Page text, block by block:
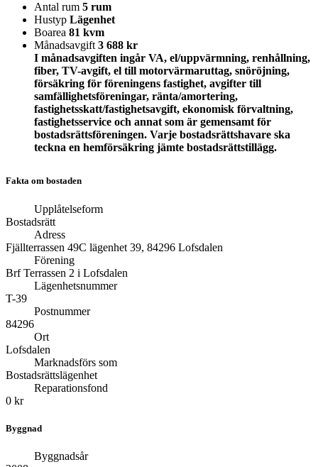
Antal rum 5 rum
Hustyp Lägenhet
Boarea 81 kvm
Månadsavgift 3 688 kr
I månadsavgiften ingår VA, el/uppvärmning, renhållning,
fiber, TV-avgift, el till motorvärmaruttag, snöröjning,
försäkring för föreningens fastighet, avgifter till
samfällighetsföreningar, ränta/amortering,
fastighetsskatt/fastighetsavgift, ekonomisk förvaltning,
fastighetsservice och annat som är gemensamt för
bostadsrättsföreningen. Varje bostadsrättshavare ska
teckna en hemförsäkring jämte bostadsrättstillägg.
Fakta om bostaden
Upplåtelseform
Bostadsrätt
Adress
Fjällterrassen 49C lägenhet 39, 84296 Lofsdalen
Förening
Brf Terrassen 2 i Lofsdalen
Lägenhetsnummer
T-39
Postnummer
84296
Ort
Lofsdalen
Marknadsförs som
Bostadsrättslägenhet
Reparationsfond
0 kr
Byggnad
Byggnadsår